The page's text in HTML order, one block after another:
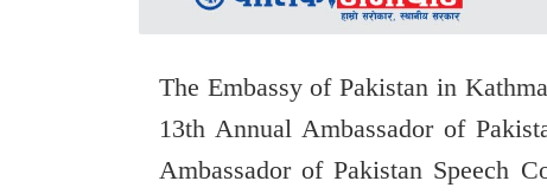
The Embassy of Pakistan in
13th Annual Ambassador of
Ambassador of Pakistan Speech